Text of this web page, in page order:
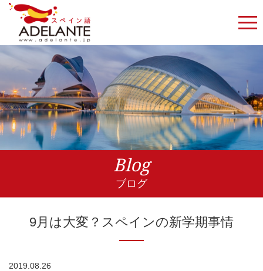
Blog
ブログ
9月は大変？スペインの新学期事情
2019.08.26